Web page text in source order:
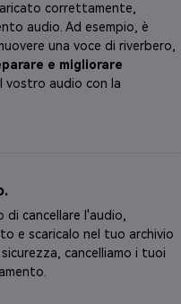
correttamente,
audio. Ad esempio, è
una voce di riverbero,
e migliorare
vostro audio con la
cancellare l'audio,
e scaricalo nel tuo archivio
sicurezza, cancelliamo i tuoi